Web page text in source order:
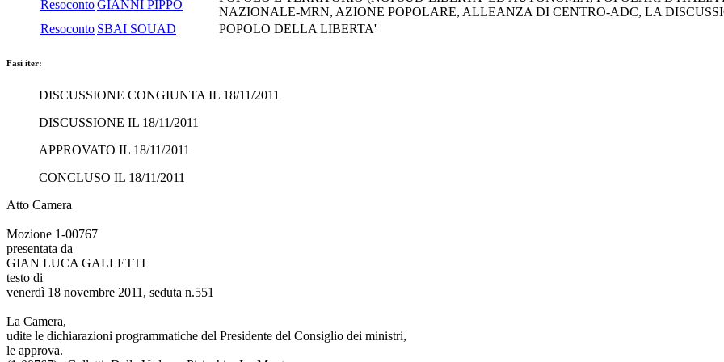
ResocontoGIANNI PIPPO
NAZIONALE-MRN, AZIONE POPOLARE, ALLEANZA DI CENTRO-ADC, LA
Resoconto SBAI SOUAD POPOLO DELLA LIBERTA'
Fasi iter:
DISCUSSIONE CONGIUNTA IL 18/11/2011
DISCUSSIONE IL 18/11/2011
APPROVATO IL 18/11/2011
CONCLUSO IL 18/11/2011
Atto Camera
Mozione 1-00767
presentata da
GIAN LUCA GALLETTI
testo di
venerdì 18 novembre 2011, seduta n.551
La Camera,
udite le dichiarazioni programmatiche del Presidente del Consiglio dei ministri,
le approva.